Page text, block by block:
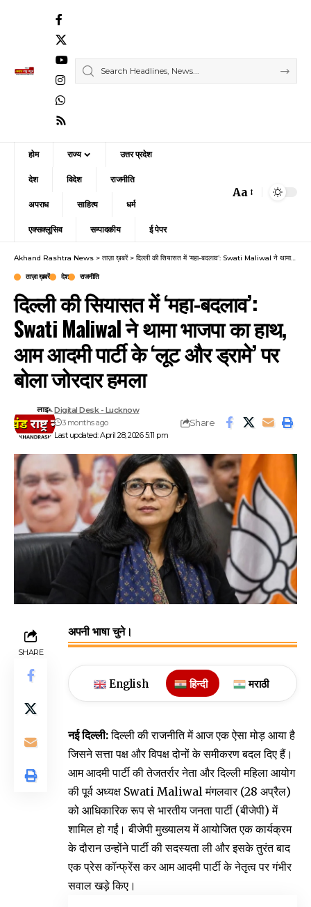
होम राज्य उत्तर प्रदेश
देश विदेश राजनीति
अपराध साहित्य धर्म
एक्सक्लूसिव सम्पादकीय ई पेपर
Font
Aa
Akhand Rashtra News > ताज़ा ख़बरें> दिल्ली की सियासत में ‘महा-बदलाव’: Swati Maliwal ने थामा भाजपा का हाथ, आम आदमी पार्टी के ‘लूट और ड्रामे’ पर बोला जोरदार हमला
ताज़ा ख़बरें देश राजनीति
दिल्ली की सियासत में ‘महा-बदलाव’:
Swati Maliwal ने थामा भाजपा का हाथ,
आम आदमी पार्टी के ‘लूट और ड्रामे’ पर
बोला जोरदार हमला
Last updated: April 28, 2026 5:11 pm
Digital Desk - Lucknow
3 months ago
Share
SHARE
अपनी भाषा चुने।
English हिन्दी मराठी
नई दिल्ली:दिल्ली की राजनीति में आज एक ऐसा मोड़ आया है
जिसने सत्ता पक्ष और विपक्ष दोनों के समीकरण बदल दिए हैं।
आम आदमी पार्टी की तेजतर्रार नेता और दिल्ली महिला आयोग
की पूर्व अध्यक्ष Swati Maliwal मंगलवार (28 अप्रैल)
को आधिकारिक रूप से भारतीय जनता पार्टी (बीजेपी) में
शामिल हो गईं। बीजेपी मुख्यालय में आयोजित एक कार्यक्रम
के दौरान उन्होंने पार्टी की सदस्यता ली और इसके तुरंत बाद
एक प्रेस कॉन्फ्रेंस कर आम आदमी पार्टी के नेतृत्व पर गंभीर
सवाल खड़े किए।